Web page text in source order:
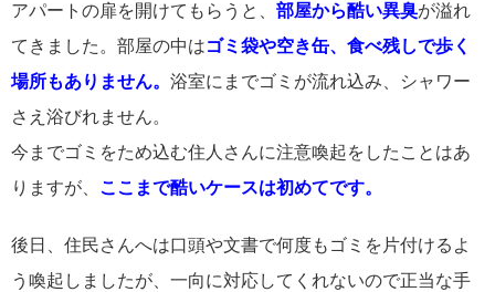
アパートの扉を開けてもらうと、 部屋から酷い異臭が溢れ
てきました。部屋の中はゴミ袋や空き缶、食べ残しで歩く
場所もありません。 浴室にまでゴミが流れ込み、シャワー
さえ浴びれません。
今までゴミをため込む住人さんに注意喚起をしたことはあ
りますが、 ここまで酷いケースは初めてです。
後日、住民さんへは口頭や文書で何度もゴミを片付けるよ
う喚起しましたが、一向に対応してくれないので正当な手